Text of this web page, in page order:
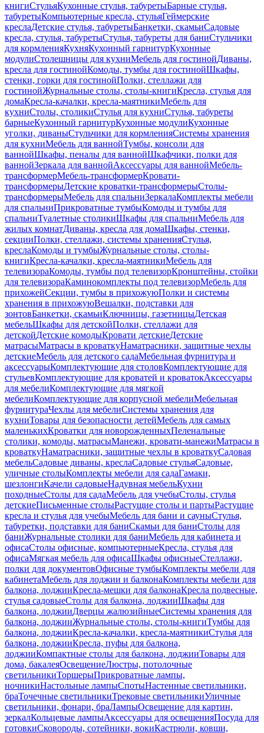
книгиСтульяКухонные стулья, табуретыБарные стулья,
табуретыКомпьютерные кресла, стульяГеймерские
креслаДетские стулья, табуретыБанкетки, скамьиСадовые
кресла, стулья, табуретыСтулья, табуреты для баниСтульчики
для кормленияКухняКухонный гарнитурКухонные
модулиСтолешницы для кухниМебель для гостинойДиваны,
кресла для гостинойКомоды, тумбы для гостинойШкафы,
стенки, горки для гостинойПолки, стеллажи для
гостинойЖурнальные столы, столы-книгиКресла, стулья для
домаКресла-качалки, кресла-маятникиМебель для
кухниСтолы, столикиСтулья для кухниСтулья, табуреты
барныеКухонный гарнитурКухонные модулиКухонные
уголки, диваныСтульчики для кормленияСистемы хранения
для кухниМебель для ваннойТумбы, консоли для
ваннойШкафы, пеналы для ваннойШкафчики, полки для
ваннойЗеркала для ваннойАксессуары для ваннойМебель-
трансформерМебель-трансформерКровати-
трансформерыДетские кроватки-трансформерыСтолы-
трансформерыМебель для спальниЗеркалаКомплекты мебели
для спальниПрикроватные тумбыКомоды и тумбы для
спальниТуалетные столикиШкафы для спальниМебель для
жилых комнатДиваны, кресла для домаШкафы, стенки,
секцииПолки, стеллажи, системы храненияСтулья,
креслаКомоды и тумбыЖурнальные столы, столы-
книгиКресла-качалки, кресла-маятникиМебель для
телевизораКомоды, тумбы под телевизорКронштейны, стойки
для телевизораКаминокомплекты под телевизорМебель для
прихожейСекции, тумбы в прихожуюПолки и системы
хранения в прихожуюВешалки, подставки для
зонтовБанкетки, скамьиКлючницы, газетницыДетская
мебельШкафы для детскойПолки, стеллажи для
детскойДетские комодыКровати детскиеДетские
матрасыМатрасы в кроваткуНаматрасники, защитные чехлы
детскиеМебель для детского садаМебельная фурнитура и
аксессуарыКомплектующие для столовКомплектующие для
стульевКомплектующие для кроватей и кроватокАксессуары
для мебелиКомплектующие для мягкой
мебелиКомплектующие для корпусной мебелиМебельная
фурнитураЧехлы для мебелиСистемы хранения для
кухниТовары для безопасности детейМебель для самых
маленькихКроватки для новорожденныхПеленальные
столики, комоды, матрасыМанежи, кровати-манежиМатрасы в
кроваткуНаматрасники, защитные чехлы в кроваткуСадовая
мебельСадовые диваны, креслаСадовые стульяСадовые,
уличные столыКомплекты мебели для садаГамаки,
шезлонгиКачели садовыеНадувная мебельКухни
походныеСтолы для садаМебель для учебыСтолы, стулья
детскиеПисьменные столыРастущие столы и партыРастущие
кресла и стулья для учебыМебель для бани и сауныСтулья,
табуретки, подставки для баниСкамьи для баниСтолы для
баниЖурнальные столики для баниМебель для кабинета и
офисаСтолы офисные, компьютерныеКресла, стулья для
офисаМягкая мебель для офисаШкафы офисныеСтеллажи,
полки для документовОфисные тумбыКомплекты мебели для
кабинетаМебель для лоджии и балконаКомплекты мебели для
балкона, лоджииКресла-мешки для балконаКресла подвесные,
стулья садовыеСтолы для балкона, лоджииШкафы для
балкона, лоджииДверцы жалюзийныеСистемы хранения для
балкона, лоджииЖурнальные столы, столы-книгиТумбы для
балкона, лоджииКресла-качалки, кресла-маятникиСтулья для
балкона, лоджииКресла, пуфы для балкона,
лоджииКомпактные столы для балкона, лоджииТовары для
дома, бакалеяОсвещениеЛюстры, потолочные
светильникиТоршерыПрикроватные лампы,
ночникиНастольные лампыСпотыНастенные светильники,
браТочечные светильникиТрековые светильникиУличные
светильники, фонари, браЛампыОсвещение для картин,
зеркалКольцевые лампыАксессуары для освещенияПосуда для
готовкиСковороды, сотейники, вокиКастрюли, ковши,